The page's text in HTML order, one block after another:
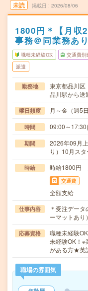
未読 掲載日 2026/08/06
1800円＊【月収
事務＠同業務あ
職種未経験OK 交通費別
派遣
勤務地
東京都品川区
品川駅から送
曜日頻度 月～金（週5
時間 09:00～
期間
2026年09月
り）10月ス
時給 時給1800円
交通費
全額支給
仕事内容
＊受注デー
ーマットあ
応募資格
職種未経験
未経験OK！
がある方★英
職場の雰囲気